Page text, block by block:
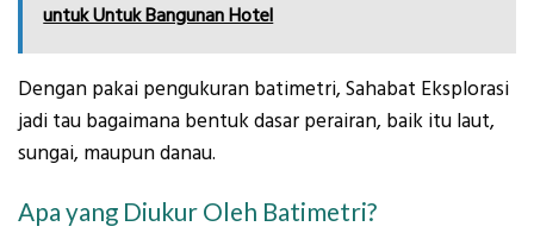
untuk Untuk Bangunan Hotel
Dengan pakai pengukuran batimetri, Sahabat Eksplorasi
jadi tau bagaimana bentuk dasar perairan, baik itu laut,
sungai, maupun danau.
Apa yang Diukur Oleh Batimetri?